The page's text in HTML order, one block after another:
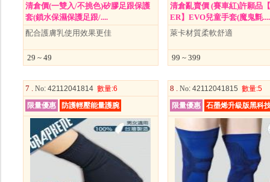
清倉價(一雙入/不挑色)矽膠足跟保護
套(鎖水保濕保護足跟/....
配合護膚乳使用效果更佳
29 ~ 49
清倉亂賣價 (賽車紅)許願品
ER】EVO兒童手套(魔鬼氈....
萊卡材質柔軟舒適
99 ~ 399
7 . No: 42112041814 數量:6
限量優惠
防護輕壓能量護腕
8 . No: 42112041815 數量:5
限量優惠
石墨烯升級版黑科